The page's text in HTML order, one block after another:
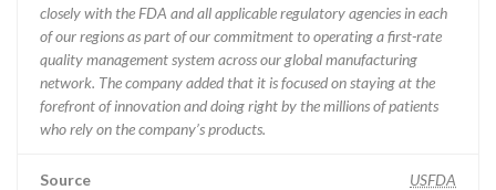
closely with the FDA and all applicable regulatory agencies in each
of our regions as part of our commitment to operating a first-rate
quality management system across our global manufacturing
network. The company added that it is focused on staying at the
forefront of innovation and doing right by the millions of patients
who rely on the company’s products.
Source USFDA